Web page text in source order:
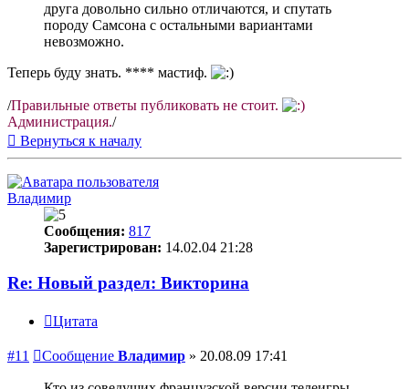
друга довольно сильно отличаются, и спутать
породу Самсона с остальными вариантами
невозможно.
Теперь буду знать. **** мастиф.
/Правильные ответы публиковать не стоит.
Администрация./
Вернуться к началу
Владимир
Сообщения: 817
Зарегистрирован: 14.02.04 21:28
Re: Новый раздел: Викторина
Цитата
#11 Сообщение Владимир » 20.08.09 17:41